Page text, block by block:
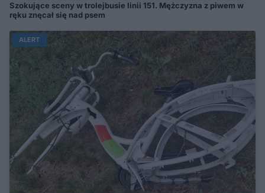
Szokujące sceny w trolejbusie linii 151. Mężczyzna z piwem w
ręku znęcał się nad psem
ALERT